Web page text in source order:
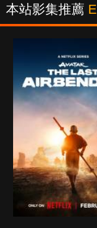
本站影集推薦